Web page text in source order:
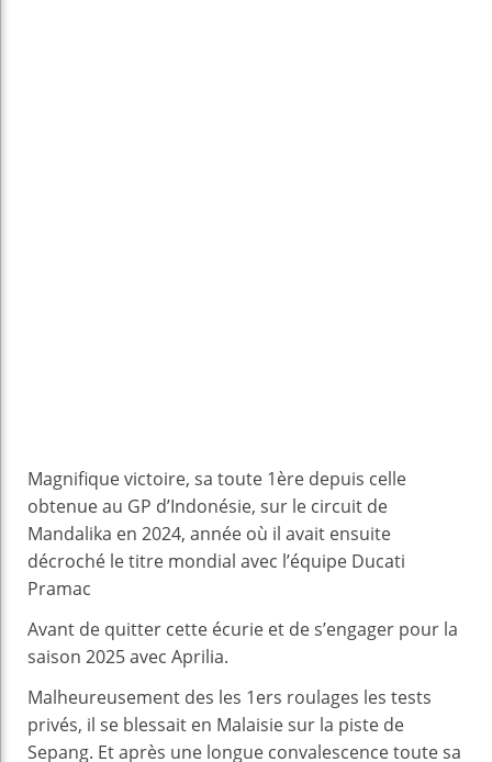
Magnifique victoire, sa toute 1ère depuis celle
obtenue au GP d’Indonésie, sur le circuit de
Mandalika en 2024, année où il avait ensuite
décroché le titre mondial avec l’équipe Ducati
Pramac
Avant de quitter cette écurie et de s’engager pour la
saison 2025 avec Aprilia.
Malheureusement des les 1ers roulages les tests
privés, il se blessait en Malaisie sur la piste de
Sepang. Et après une longue convalescence toute sa